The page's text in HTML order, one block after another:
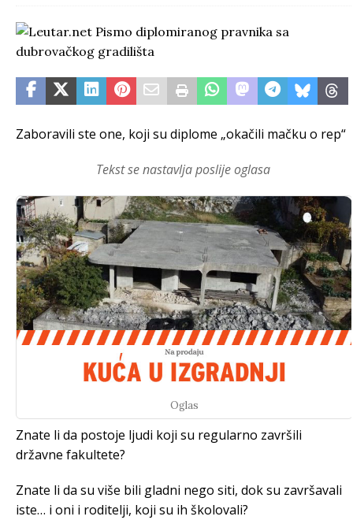
Zaboravili ste one, koji su diplome „okačili mačku o rep“
Tekst se nastavlja poslije oglasa
Oglas
Znate li da postoje ljudi koji su regularno završili
državne fakultete?
Znate li da su više bili gladni nego siti, dok su završavali
iste… i oni i roditelji, koji su ih školovali?